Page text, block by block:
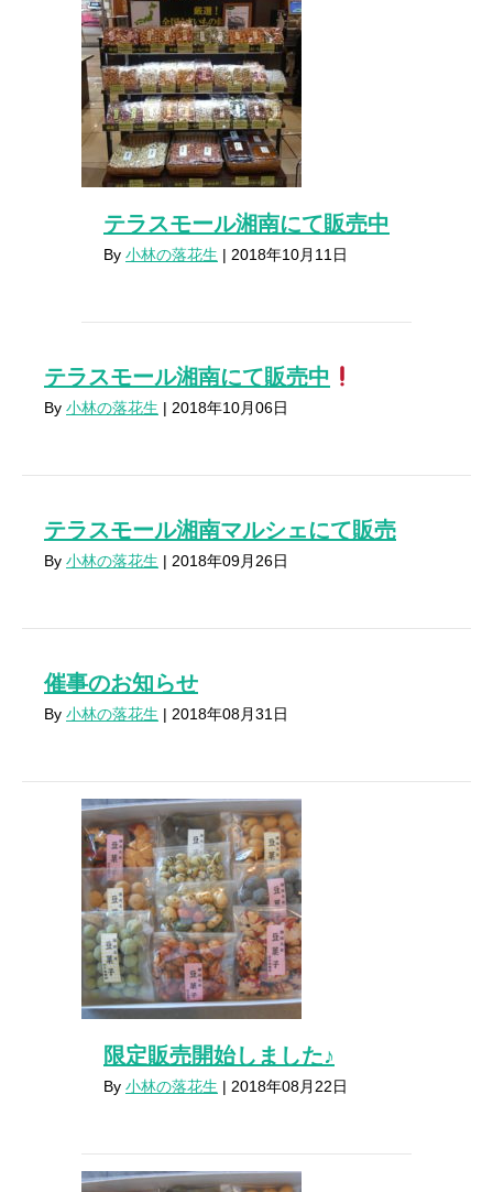
テラスモール湘南にて販売中
By 小林の落花生 | 2018年10月11日
テラスモール湘南にて販売中
By 小林の落花生 | 2018年10月06日
テラスモール湘南マルシェにて販売
By 小林の落花生 | 2018年09月26日
催事のお知らせ
By 小林の落花生 | 2018年08月31日
限定販売開始しました♪
By 小林の落花生 | 2018年08月22日